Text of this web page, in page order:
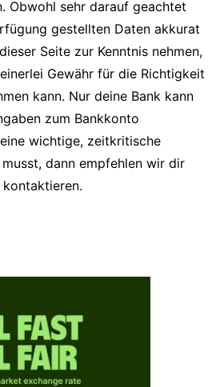
Obwohl sehr darauf geachtet
gestellten Daten akkurat
Seite zur Kenntnis nehmen,
Gewähr für die Richtigkeit
kann. Nur deine Bank kann
zum Bankkonto
wichtige, zeitkritische
dann empfehlen wir dir